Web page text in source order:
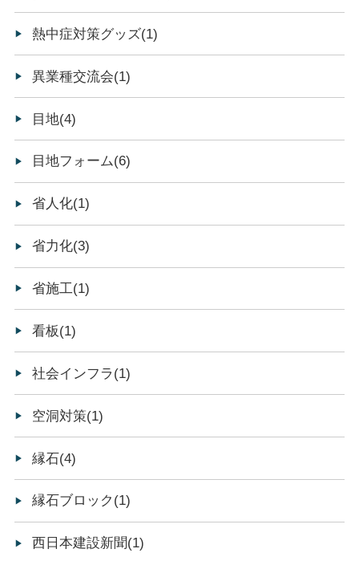
熱中症対策グッズ(1)
異業種交流会(1)
目地(4)
目地フォーム(6)
省人化(1)
省力化(3)
省施工(1)
看板(1)
社会インフラ(1)
空洞対策(1)
縁石(4)
縁石ブロック(1)
西日本建設新聞(1)